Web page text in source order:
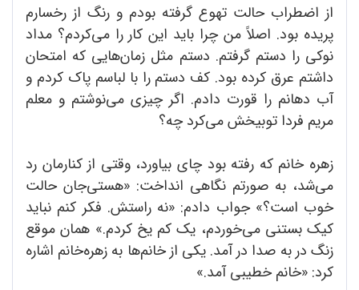
از اضطراب حالت تهوع گرفته بودم و رنگ از رخسارم
پریده بود. اصلاً من چرا باید این کار را می‌کردم؟ مداد
نوکی را دستم گرفتم. دستم مثل زمان‌هایی که امتحان
داشتم عرق کرده بود. کف دستم را با لباسم پاک کردم و
آب دهانم را قورت دادم. اگر چیزی می‌نوشتم و معلم
مریم فردا توبیخش می‌کرد چه؟
زهره خانم که رفته بود چای بیاورد، وقتی از کنارمان رد
می‌شد، به صورتم نگاهی انداخت: «هستی‌جان حالت
خوب است؟» جواب دادم: «نه راستش. فکر کنم نباید
کیک بستنی می‌خوردم، یک‌ کم یخ کردم.» همان موقع
زنگ در به صدا در آمد. یکی از خانم‌ها به زهره‌خانم اشاره
کرد: «خانم خطیبی آمد.»